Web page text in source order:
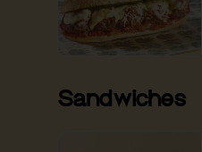
Sandwiches